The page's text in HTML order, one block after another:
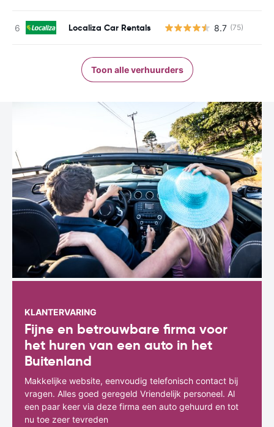
Localiza Car Rentals 8.7 (75)
Toon alle verhuurders
KLANTERVARING
Fijne en betrouwbare firma voor
het huren van een auto in het
Buitenland
Makkelijke website, eenvoudig telefonisch contact bij
vragen. Alles goed geregeld Vriendelijk personeel. Al
een paar keer via deze firma een auto gehuurd en tot
nu toe zeer tevreden